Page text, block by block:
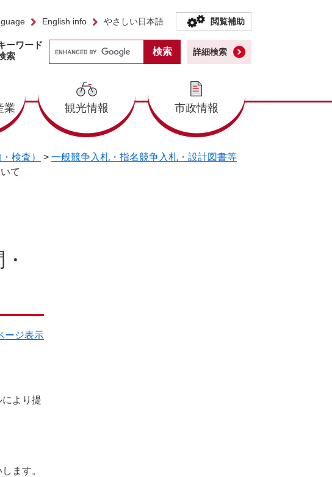
English info やさしい日本語 閲覧補助
業 観光情報 市政情報
ーワード
索
詳細検索
検査） > 一般競争入札・指名競争入札・設計図書等
て
ージ表示
より提
ます。